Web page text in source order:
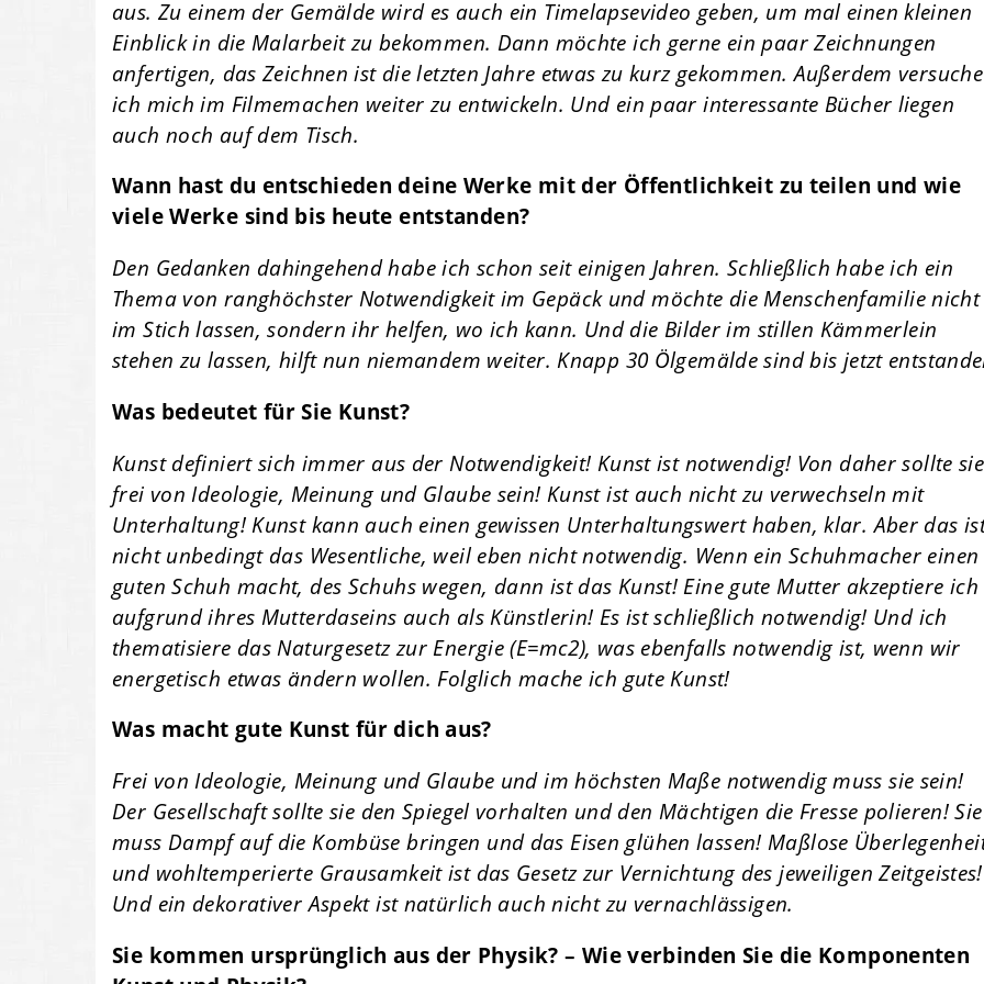
aus. Zu einem der Gemälde wird es auch ein Timelapsevideo geben, um mal einen kleinen
Einblick in die Malarbeit zu bekommen. Dann möchte ich gerne ein paar Zeichnungen
anfertigen, das Zeichnen ist die letzten Jahre etwas zu kurz gekommen. Außerdem versuche
ich mich im Filmemachen weiter zu entwickeln. Und ein paar interessante Bücher liegen
auch noch auf dem Tisch.
Wann hast du entschieden deine Werke mit der Öffentlichkeit zu teilen und wie
viele Werke sind bis heute entstanden?
Den Gedanken dahingehend habe ich schon seit einigen Jahren. Schließlich habe ich ein
Thema von ranghöchster Notwendigkeit im Gepäck und möchte die Menschenfamilie nicht
im Stich lassen, sondern ihr helfen, wo ich kann. Und die Bilder im stillen Kämmerlein
stehen zu lassen, hilft nun niemandem weiter. Knapp 30 Ölgemälde sind bis jetzt
Was bedeutet für Sie Kunst?
Kunst definiert sich immer aus der Notwendigkeit! Kunst ist notwendig! Von daher sollte sie
frei von Ideologie, Meinung und Glaube sein! Kunst ist auch nicht zu verwechseln mit
Unterhaltung! Kunst kann auch einen gewissen Unterhaltungswert haben, klar. Aber das
nicht unbedingt das Wesentliche, weil eben nicht notwendig. Wenn ein Schuhmacher einen
guten Schuh macht, des Schuhs wegen, dann ist das Kunst! Eine gute Mutter akzeptiere ich
aufgrund ihres Mutterdaseins auch als Künstlerin! Es ist schließlich notwendig! Und ich
thematisiere das Naturgesetz zur Energie (E=mc2), was ebenfalls notwendig ist, wenn wir
energetisch etwas ändern wollen. Folglich mache ich gute Kunst!
Was macht gute Kunst für dich aus?
Frei von Ideologie, Meinung und Glaube und im höchsten Maße notwendig muss sie sein!
Der Gesellschaft sollte sie den Spiegel vorhalten und den Mächtigen die Fresse polieren! Sie
muss Dampf auf die Kombüse bringen und das Eisen glühen lassen! Maßlose
und wohltemperierte Grausamkeit ist das Gesetz zur Vernichtung des jeweiligen Zeitgeistes!
Und ein dekorativer Aspekt ist natürlich auch nicht zu vernachlässigen.
Sie kommen ursprünglich aus der Physik? – Wie verbinden Sie die Komponenten